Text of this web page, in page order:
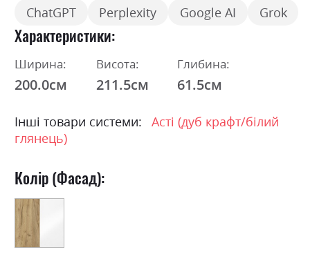
ChatGPT Perplexity Google AI Grok
Характеристики
Ширина:
200.0см
Висота:
211.5см
Глибина:
61.5см
Інші товари системи:
Асті (дуб крафт/білий
глянець)
Колір (Фасад):